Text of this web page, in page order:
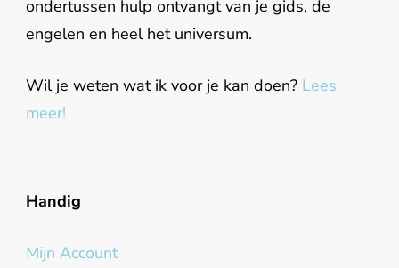
ondertussen hulp ontvangt van je gids, de
engelen en heel het universum.
Wil je weten wat ik voor je kan doen? Lees
meer!
Handig
Mijn Account